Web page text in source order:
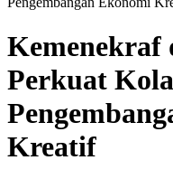
Kemenekraf
Perkuat
Kreatif